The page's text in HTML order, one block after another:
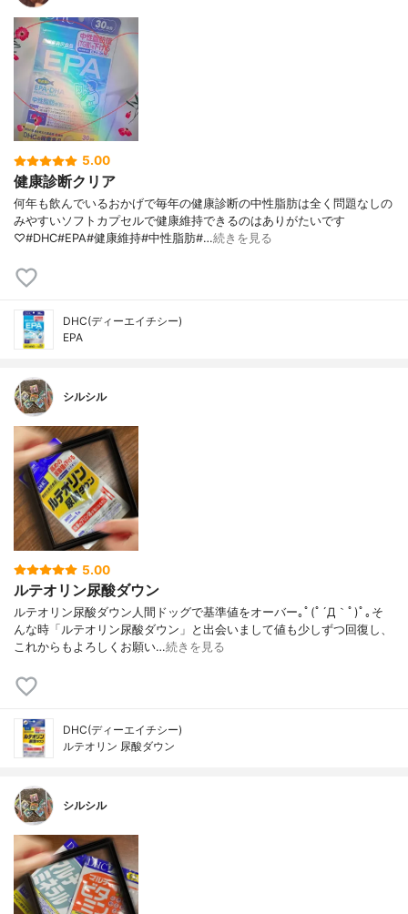
5.00
健康診断クリア
何年も飲んでいるおかげで毎年の健康診断の中性脂肪は全く問題なしの
みやすいソフトカプセルで健康維持できるのはありがたいです
♡#DHC#EPA#健康維持#中性脂肪#…続きを見る
DHC(ディーエイチシー)
EPA
シルシル
5.00
ルテオリン尿酸ダウン
ルテオリン尿酸ダウン人間ドッグで基準値をオーバー｡ﾟ(ﾟ´Д｀ﾟ)ﾟ｡そ
んな時「ルテオリン尿酸ダウン」と出会いまして値も少しずつ回復し、
これからもよろしくお願い…続きを見る
DHC(ディーエイチシー)
ルテオリン 尿酸ダウン
シルシル